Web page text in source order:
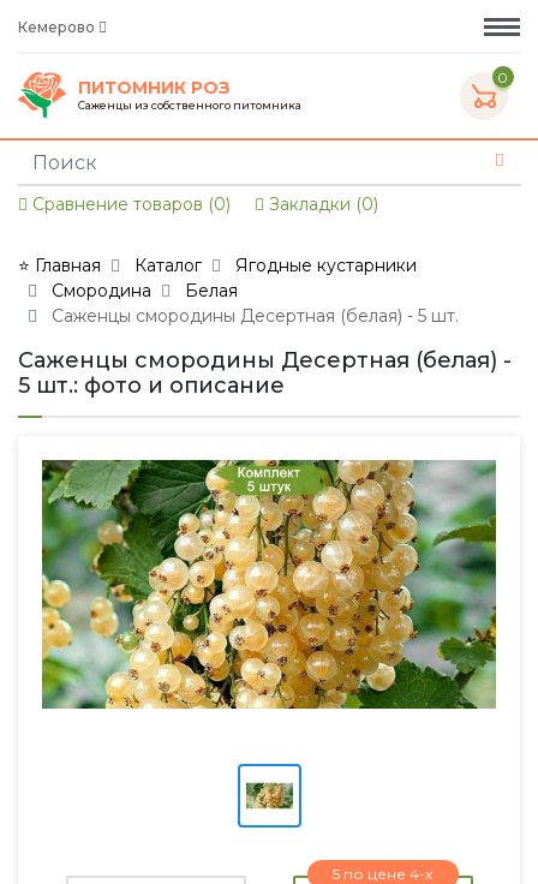
Кемерово
ПИТОМНИК РОЗ
Саженцы из собственного питомника
0
Сравнение товаров (0) Закладки (0)
⭐ Главная Каталог
Ягодные кустарники
Смородина
Белая
Саженцы смородины Десертная (белая) - 5 шт.
Саженцы смородины Десертная (белая) -
5 шт.: фото и описание
5 по цене 4-х